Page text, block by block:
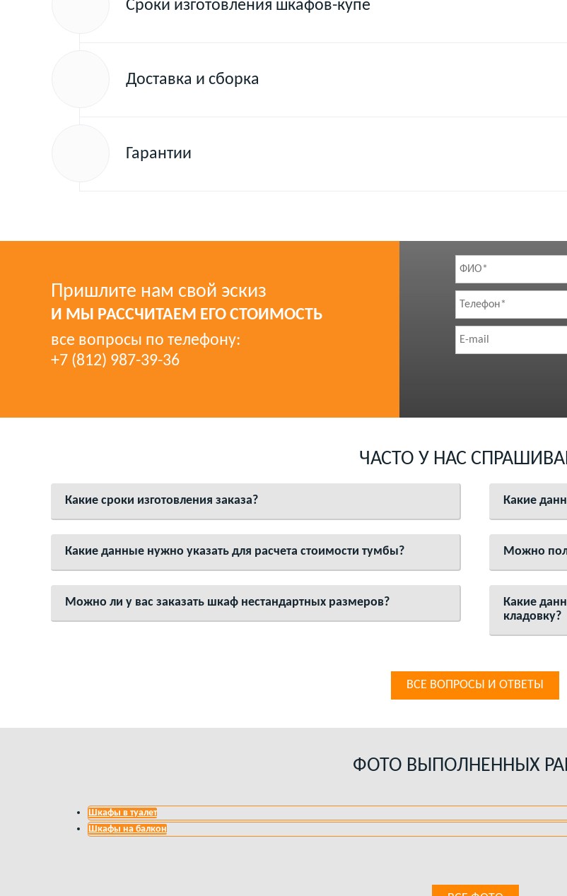
Сроки изготовления шкафов-купе
Доставка и сборка
Гарантии
Пришлите нам свой эскиз
И МЫ РАССЧИТАЕМ ЕГО СТОИМОСТЬ
все вопросы по телефону:
+7 (812) 987-39-36
ЧАСТО У НАС
Какие сроки изготовления заказа? Какие
Какие данные нужно указать для расчета стоимости тумбы? Можно
Можно ли у вас заказать шкаф нестандартных размеров?
Какие
кладовку?
ВСЕ ВОПРОСЫ И ОТВЕТЫ
ФОТО ВЫПОЛНЕННЫХ
Шкафы в туалет
Шкафы на балкон